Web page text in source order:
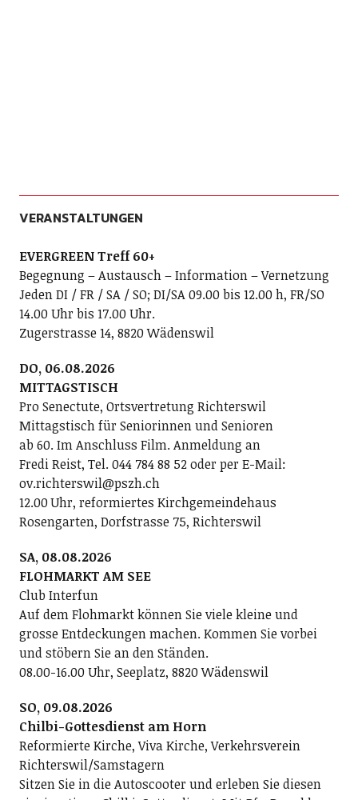
VERANSTALTUNGEN
EVERGREEN Treff 60+
Begegnung – Austausch – Information – Vernetzung
Jeden DI / FR / SA / SO; DI/SA 09.00 bis 12.00 h, FR/SO
14.00 Uhr bis 17.00 Uhr.
Zugerstrasse 14, 8820 Wädenswil
DO, 06.08.2026
MITTAGSTISCH
Pro Senectute, Ortsvertretung Richterswil
Mittagstisch für Seniorinnen und Senioren
ab 60. Im Anschluss Film. Anmeldung an
Fredi Reist, Tel. 044 784 88 52 oder per E-Mail:
ov.richterswil@pszh.ch
12.00 Uhr, reformiertes Kirchgemeindehaus
Rosengarten, Dorfstrasse 75, Richterswil
SA, 08.08.2026
FLOHMARKT AM SEE
Club Interfun
Auf dem Flohmarkt können Sie viele kleine und
grosse Entdeckungen machen. Kommen Sie vorbei
und stöbern Sie an den Ständen.
08.00-16.00 Uhr, Seeplatz, 8820 Wädenswil
SO, 09.08.2026
Chilbi-Gottesdienst am Horn
Reformierte Kirche, Viva Kirche, Verkehrsverein
Richterswil/Samstagern
Sitzen Sie in die Autoscooter und erleben Sie diesen